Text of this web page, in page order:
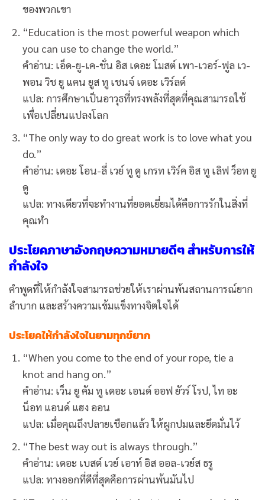
ของพวกเขา
“Education is the most powerful weapon which
you can use to change the world.”
คำอ่าน: เอ็ด-ยู-เค-ชั่น อิส เดอะ โมสต์ เพา-เวอร์-ฟูล เว-
พอน วิช ยู แคน ยูส ทู เชนจ์ เดอะ เวิร์ลด์
แปล: การศึกษาเป็นอาวุธที่ทรงพลังที่สุดที่คุณสามารถใช้
เพื่อเปลี่ยนแปลงโลก
“The only way to do great work is to love what you
do.”
คำอ่าน: เดอะ โอน-ลี่ เวย์ ทู ดู เกรท เวิร์ค อิส ทู เลิฟ ว็อท ยู
ดู
แปล: ทางเดียวที่จะทำงานที่ยอดเยี่ยมได้คือการรักในสิ่งที่
คุณทำ
ประโยคภาษาอังกฤษความหมายดีๆ สำหรับการให้
กำลังใจ
คำพูดที่ให้กำลังใจสามารถช่วยให้เราผ่านพ้นสถานการณ์ยาก
ลำบาก และสร้างความเข้มแข็งทางจิตใจได้
ประโยคให้กำลังใจในยามทุกข์ยาก
“When you come to the end of your rope, tie a
knot and hang on.”
คำอ่าน: เว็น ยู คัม ทู เดอะ เอนด์ ออฟ ยัวร์ โรป, ไท อะ
น็อท แอนด์ แฮง ออน
แปล: เมื่อคุณถึงปลายเชือกแล้ว ให้ผูกปมและยึดมั่นไว้
“The best way out is always through.”
คำอ่าน: เดอะ เบสต์ เวย์ เอาท์ อิส ออล-เวย์ส ธรู
แปล: ทางออกที่ดีที่สุดคือการผ่านพ้นมันไป